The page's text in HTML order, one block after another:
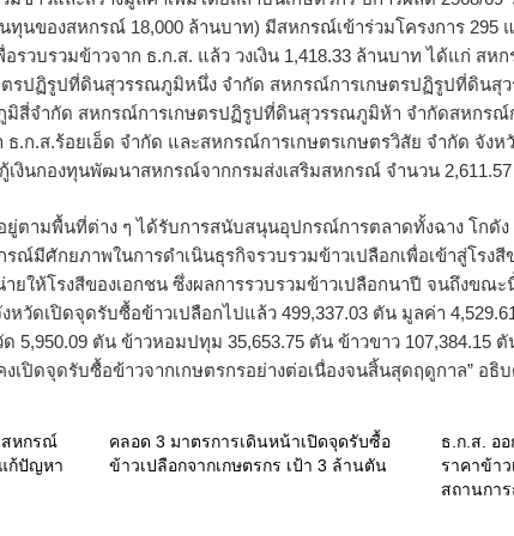
นทุนของสหกรณ์ 18,000 ล้านบาท) มีสหกรณ์เข้าร่วมโครงการ
รวบรวมข้าวจาก ธ.ก.ส. แล้ว วงเงิน 1,418.33 ล้านบาท ได้แก่ ส
ตรปฏิรูปที่ดินสุวรรณภูมิหนึ่ง จำกัด สหกรณ์การเกษตรปฏิรูปที่ดิน
มิสี่จำกัด สหกรณ์การเกษตรปฏิรูปที่ดินสุวรรณภูมิห้า จำกัดสหกร
ธ.ก.ส.ร้อยเอ็ด จำกัด และสหกรณ์การเกษตรเกษตรวิสัย จำกัด จัง
เงินกองทุนพัฒนาสหกรณ์จากกรมส่งเสริมสหกรณ์ จำนวน
ยู่ตามพื้นที่ต่าง ๆ ได้รับการสนับสนุนอุปกรณ์การตลาดทั้งฉาง โกดัง
ณ์มีศักยภาพในการดำเนินธุรกิจรวบรวมข้าวเปลือกเพื่อเข้าสู่โรง
ยให้โรงสีของเอกชน ซึ่งผลการรวบรวมข้าวเปลือกนาปี จนถึงขณ
หวัดเปิดจุดรับซื้อข้าวเปลือกไปแล้ว 499,337.03 ตัน มูลค่า
5,950.09 ตัน ข้าวหอมปทุม 35,653.75 ตัน ข้าวขาว 107,384.15
งเปิดจุดรับซื้อข้าวจากเกษตรกรอย่างต่อเนื่องจนสิ้นสุดฤดูกาล” อธิ
สหกรณ์
ก้ปัญหา
คลอด 3 มาตรการเดินหน้าเปิดจุดรับซื้อ
ข้าวเปลือกจากเกษตรกร เป้า 3 ล้านตัน
ธ.ก.ส. อ
ราคาข้า
สถานกา